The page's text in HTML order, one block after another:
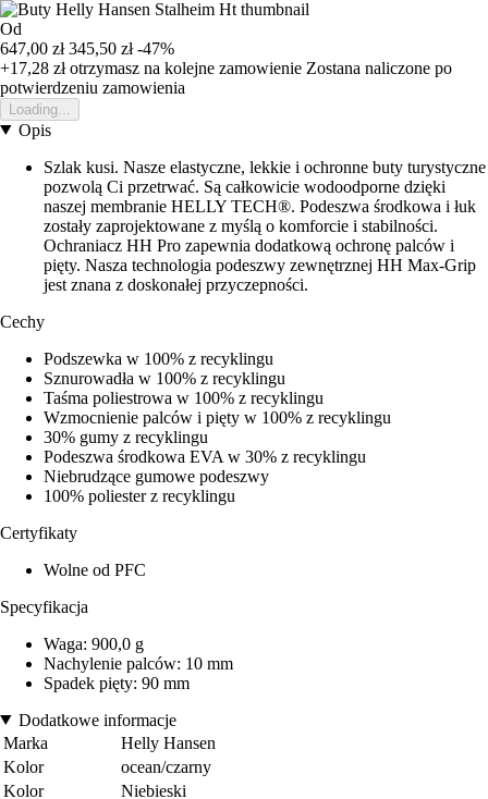
Od
647,00 zł 345,50 zł -47%
+17,28 złotrzymasz na kolejne zamowienie Zostana naliczone po
potwierdzeniu zamowienia
Loading...
Opis
Szlak kusi. Nasze elastyczne, lekkie i ochronne buty turystyczne
pozwolą Ci przetrwać. Są całkowicie wodoodporne dzięki
naszej membranie HELLY TECH®. Podeszwa środkowa i łuk
zostały zaprojektowane z myślą o komforcie i stabilności.
Ochraniacz HH Pro zapewnia dodatkową ochronę palców i
pięty. Nasza technologia podeszwy zewnętrznej HH Max-Grip
jest znana z doskonałej przyczepności.
Cechy
Podszewka w 100% z recyklingu
Sznurowadła w 100% z recyklingu
Taśma poliestrowa w 100% z recyklingu
Wzmocnienie palców i pięty w 100% z recyklingu
30% gumy z recyklingu
Podeszwa środkowa EVA w 30% z recyklingu
Niebrudzące gumowe podeszwy
100% poliester z recyklingu
Certyfikaty
Wolne od PFC
Specyfikacja
Waga: 900,0 g
Nachylenie palców: 10 mm
Spadek pięty: 90 mm
Dodatkowe informacje
Marka
Helly Hansen
Kolor
ocean/czarny
Kolor
Niebieski